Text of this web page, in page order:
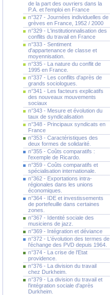
de la part des ouvriers dans la
P.A. et l'emploi en France
n°327 - Journées individuelles de
grèves en France, 1952 / 2000
n°329 - L'institutionnalisation des
conflits du travail en France
n°333 - Sentiment
d'appartenance de classe et
moyennisation.
n°335 - La nature du conflit de
1995 en France.
n°337 - Les conflits d'après de
grands sociologues.
n°341 - Les facteurs explicatifs
des nouveaux mouvements
sociaux
n°343 - Mesure et évolution du
taux de syndicalisation
n°348 - Principaux syndicats en
France
n°353 - Caractéristiques des
deux formes de solidarité.
n°355 - Coûts comparatifs :
l'exemple de Ricardo.
n°359 - Coûts comparatifs et
spécialisation internationale.
n°362 - Exportations intra-
régionales dans les unions
économiques.
n°364 - IDE et investissements
de portefeuille dans certaines
zones.
n°367 - Identité sociale des
musiciens de jazz.
n°369 - Intégration et déviance
n°372 - L'évolution des termes de
l'échange des PVD depuis 1964.
n°374 - La crise de l'Etat
providence.
n°376 - La division du travail
chez Durkheim.
n°379 - La division du travail et
l'intégration sociale d'après
Durkheim.